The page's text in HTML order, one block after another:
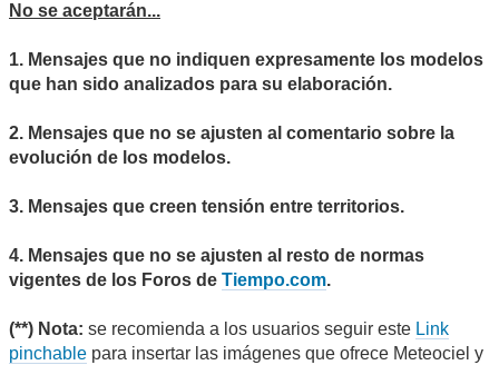
No se aceptarán...
1. Mensajes que no indiquen expresamente los modelos
que han sido analizados para su elaboración.
2. Mensajes que no se ajusten al comentario sobre la
evolución de los modelos.
3. Mensajes que creen tensión entre territorios.
4. Mensajes que no se ajusten al resto de normas
vigentes de los Foros de Tiempo.com.
(**) Nota: se recomienda a los usuarios seguir este Link
pinchable para insertar las imágenes que ofrece Meteociel y